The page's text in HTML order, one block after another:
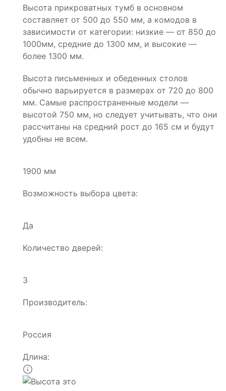
Высота прикроватных тумб в основном
составляет от 500 до 550 мм, а комодов в
зависимости от категории: низкие — от 850 до
1000мм, средние до 1300 мм, и высокие —
более 1300 мм.
Высота письменных и обеденных столов
обычно варьируется в размерах от 720 до 800
мм. Самые распространенные модели —
высотой 750 мм, но следует учитывать, что они
рассчитаны на средний рост до 165 см и будут
удобны не всем.
1900 мм
Возможность выбора цвета:
Да
Количество дверей:
3
Производитель:
Россия
Длина: